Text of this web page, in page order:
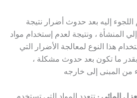
اللجوء إليه بعد حدوث أضرار نتيجة
المنشأة ، ونتيجة لعدم إستخدام مواد
هذا النوع لمعالجة الأضرار التي
بقدر ما تكون بعد حدوث مشكلة ،
من المبنى إلى خارجه